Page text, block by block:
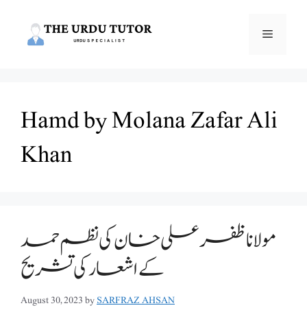
Menu
Hamd by Molana Zafar Ali
Khan
مولانا ظفر علی خان کی نظم حمد
August 30, 2023bySARFRAZ AHSAN